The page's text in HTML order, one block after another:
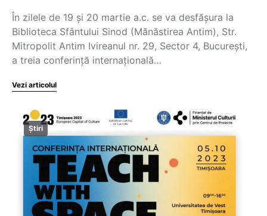
În zilele de 19 și 20 martie a.c. se va desfășura la
Biblioteca Sfântului Sinod (Mănăstirea Antim), Str.
Mitropolit Antim Ivireanul nr. 29, Sector 4, București,
a treia conferință internațională…
Vezi articolul
Știri